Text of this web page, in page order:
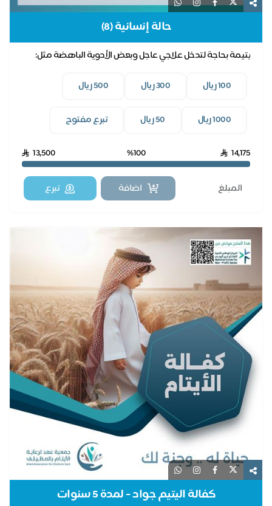
حالة إنسانية (8)
يتيمة بحاجة لتدخل علاجي عاجل وبعض الأدوية الباهضة مثل:
1000 ريال تبرع مفتوح
14,175
%100
13,500
اضافة تبرع
كفالة اليتيم جواد - لمدة 5 سنوات